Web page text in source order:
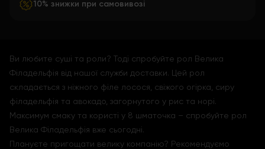
10% знижки при самовивозі
Ви любите суші та роли? Тоді спробуйте рол Велика
Філадельфія від нашої служби доставки. Цей рол
складається з ніжного філе лосося, свіжого огірка, сиру
філадельфія та авокадо, загорнутого у рис та норі.
Максимум смаку та користі у 8 шматочка – спробуйте рол
Велика Філадельфія вже сьогодні.
Плануєте пригощати велику компанію? Рекомендуємо